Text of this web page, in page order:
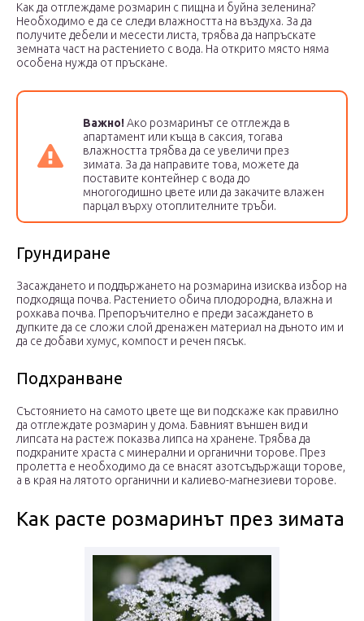
Как да отглеждаме розмарин с пищна и буйна зеленина?
Необходимо е да се следи влажността на въздуха. За да
получите дебели и месести листа, трябва да напръскате
земната част на растението с вода. На открито място няма
особена нужда от пръскане.
Важно!Ако розмаринът се отглежда в
апартамент или къща в саксия, тогава
влажността трябва да се увеличи през
зимата. За да направите това, можете да
поставите контейнер с вода до
многогодишно цвете или да закачите влажен
парцал върху отоплителните тръби.
Грундиране
Засаждането и поддържането на розмарина изисква избор на
подходяща почва. Растението обича плодородна, влажна и
рохкава почва. Препоръчително е преди засаждането в
дупките да се сложи слой дренажен материал на дъното им и
да се добави хумус, компост и речен пясък.
Подхранване
Състоянието на самото цвете ще ви подскаже как правилно
да отглеждате розмарин у дома. Бавният външен вид и
липсата на растеж показва липса на хранене. Трябва да
подхраните храста с минерални и органични торове. През
пролетта е необходимо да се внасят азотсъдържащи торове,
а в края на лятото органични и калиево-магнезиеви торове.
Как расте розмаринът през зимата